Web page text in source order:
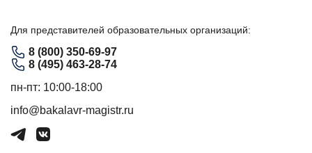
Для представителей образовательных организаций:
8 (800) 350-69-97
8 (495) 463-28-74
пн-пт: 10:00-18:00
info@bakalavr-magistr.ru